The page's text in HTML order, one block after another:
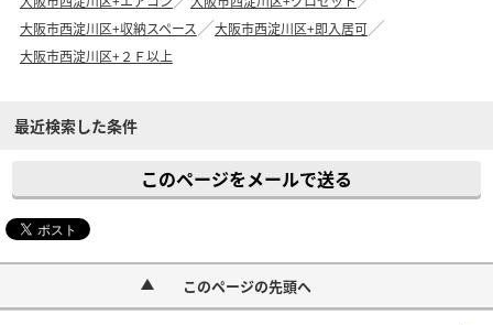
大阪市西淀川区+収納スペース
大阪市西淀川区+即入居可
大阪市西淀川区+２Ｆ以上
最近検索した条件
このページをメールで送る
このページの先頭へ